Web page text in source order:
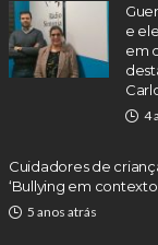
e
em
4
Cuidadores de
‘Bullying em contexto
5 anos atrás